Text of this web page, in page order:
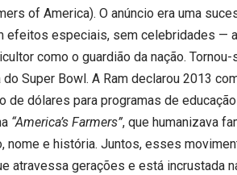
of America). O anúncio era uma
efeitos especiais, sem celebridades —
como o guardião da nação.
Super Bowl. A Ram declarou 2013
de dólares para programas de
“America’s Farmers”, que humanizava
nome e história. Juntos, esses
atravessa gerações e está incrustada